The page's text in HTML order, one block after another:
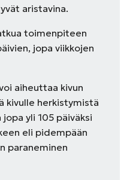
aristavina.
toimenpiteen
jopa viikkojen
aiheuttaa kivun
kivulle herkistymistä
yli 105 päiväksi
eli pidempään
paraneminen